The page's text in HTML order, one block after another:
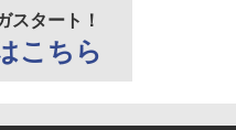
スタート！
こちら